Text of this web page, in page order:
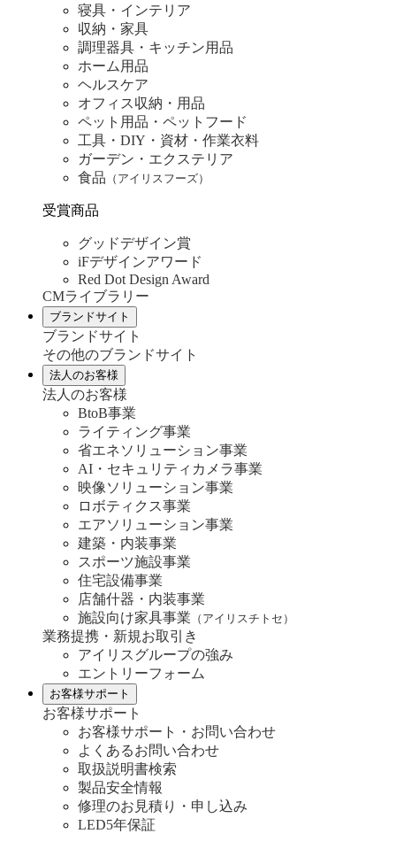
寝具・インテリア
収納・家具
調理器具・キッチン用品
ホーム用品
ヘルスケア
オフィス収納・用品
ペット用品・ペットフード
工具・DIY・資材・作業衣料
ガーデン・エクステリア
食品 （アイリスフーズ）
受賞商品
グッドデザイン賞
iFデザインアワード
Red Dot Design Award
CMライブラリー
ブランドサイト
ブランドサイト
その他のブランドサイト
法人のお客様
法人のお客様
BtoB事業
ライティング事業
省エネソリューション事業
AI・セキュリティカメラ事業
映像ソリューション事業
ロボティクス事業
エアソリューション事業
建築・内装事業
スポーツ施設事業
住宅設備事業
店舗什器・内装事業
施設向け家具事業 （アイリスチトセ）
業務提携・新規お取引き
アイリスグループの強み
エントリーフォーム
お客様サポート
お客様サポート
お客様サポート・お問い合わせ
よくあるお問い合わせ
取扱説明書検索
製品安全情報
修理のお見積り・申し込み
LED5年保証